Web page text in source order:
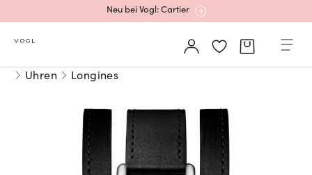
Neu bei Vogl: Cartier
Mehr erfahren: Ikonische Uhren von Cartier
Rolex Certified Pre-Owned entdecken
Uhren Longines